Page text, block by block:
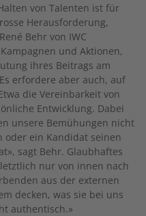
von Talenten ist für
Herausforderung,
Behr von IWC
und Aktionen,
ihres Beitrags am
erfordere aber auch, auf
die Vereinbarkeit von
Entwicklung. Dabei
unsere Bemühungen nicht
oder ein Kandidat seinen
sagt Behr. Glaubhaftes
nur von innen nach
aus der externen
decken, was sie bei uns
authentisch.»